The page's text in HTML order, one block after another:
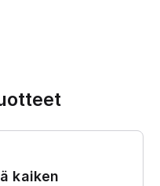
kaiken